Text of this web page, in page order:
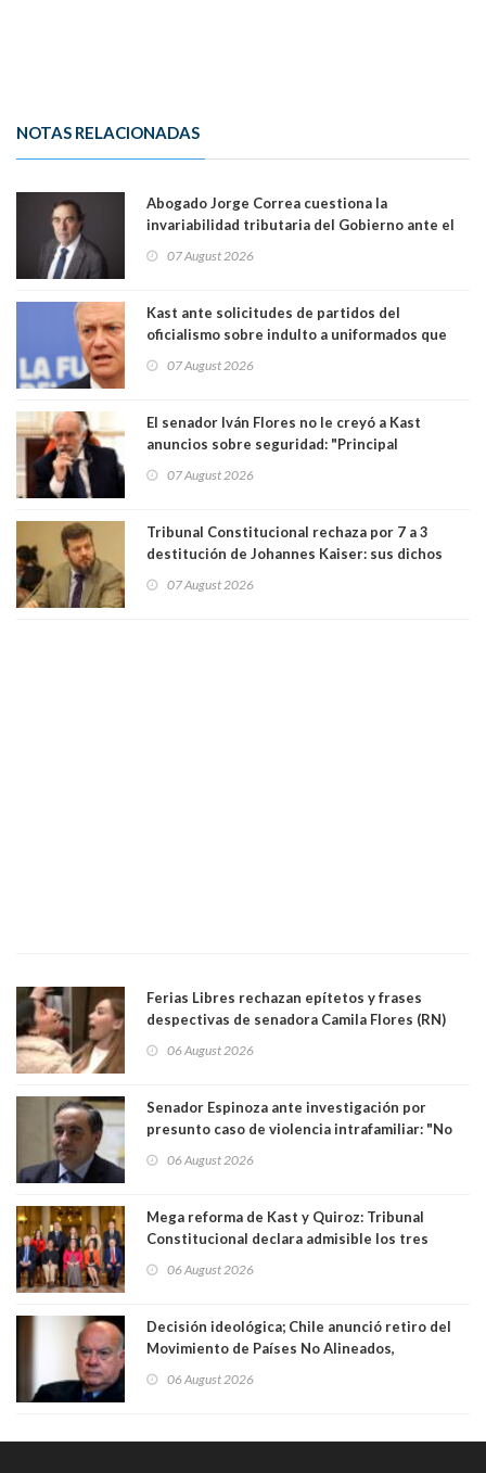
NOTAS RELACIONADAS
Abogado Jorge Correa cuestiona la
invariabilidad tributaria del Gobierno ante el
democracia” y "defendemos la alternancia en el
07 August 2026
Kast ante solicitudes de partidos del
oficialismo sobre indulto a uniformados que
07 August 2026
El senador Iván Flores no le creyó a Kast
anuncios sobre seguridad: "Principal
perseguir ruta del dinero y levantar secreto
07 August 2026
Tribunal Constitucional rechaza por 7 a 3
destitución de Johannes Kaiser: sus dichos
justicia constitucional porque no es diputado
07 August 2026
Ferias Libres rechazan epítetos y frases
despectivas de senadora Camila Flores (RN)
06 August 2026
Senador Espinoza ante investigación por
presunto caso de violencia intrafamiliar: "No
antecedentes a Tribunal Supremo
06 August 2026
Mega reforma de Kast y Quiroz: Tribunal
Constitucional declara admisible los tres
06 August 2026
Decisión ideológica; Chile anunció retiro del
Movimiento de Países No Alineados,
1971. Excanciller Insulza lamentó decisión
06 August 2026